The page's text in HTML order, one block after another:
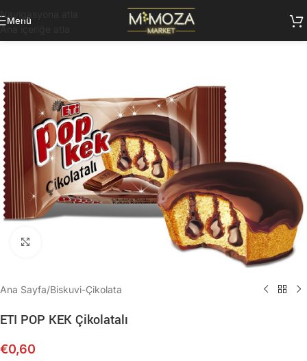
Navigasyona atla
Ana içeriğe atla
Menü
Ana Sayfa/Biskuvi-Çikolata
ETI POP KEK Çikolatalı
€0,60